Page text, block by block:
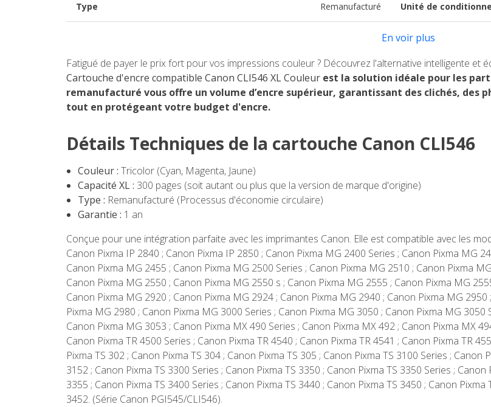
Type Remanufacturé Unité de
En voir plus
Fatigué de payer le prix fort pour vos impressions couleur ? Découvrez l'alternative intelligente et
Cartouche d'encre compatible Canon CLI546 XL Couleur est la solution idéale pour les
remanufacturé vous offre un volume d’encre supérieur, garantissant des clichés, des
tout en protégeant votre budget d'encre.
Détails Techniques de la cartouche Canon CLI546
Couleur : Tricolor (Cyan, Magenta, Jaune)
Capacité XL : 300 pages (soit autant ou plus que la version de marque d'origine)
Type : Remanufacturé (Processus d'économie circulaire)
Garantie : 1 an
Conçue pour une intégration parfaite avec les imprimantes Canon. Elle est compatible avec les
Canon Pixma IP 2840 ; Canon Pixma IP 2850 ; Canon Pixma MG 2400 Series ; Canon Pixma MG
Canon Pixma MG 2455 ; Canon Pixma MG 2500 Series ; Canon Pixma MG 2510 ; Canon Pixma
Canon Pixma MG 2550 ; Canon Pixma MG 2550 s ; Canon Pixma MG 2555 ; Canon Pixma MG
Canon Pixma MG 2920 ; Canon Pixma MG 2924 ; Canon Pixma MG 2940 ; Canon Pixma MG
Pixma MG 2980 ; Canon Pixma MG 3000 Series ; Canon Pixma MG 3050 ; Canon Pixma MG
Canon Pixma MG 3053 ; Canon Pixma MX 490 Series ; Canon Pixma MX 492 ; Canon Pixma MX
Canon Pixma TR 4500 Series ; Canon Pixma TR 4540 ; Canon Pixma TR 4541 ; Canon Pixma TR
Pixma TS 302 ; Canon Pixma TS 304 ; Canon Pixma TS 305 ; Canon Pixma TS 3100 Series ; Canon
3152 ; Canon Pixma TS 3300 Series ; Canon Pixma TS 3350 ; Canon Pixma TS 3350 Series ;
3355 ; Canon Pixma TS 3400 Series ; Canon Pixma TS 3440 ; Canon Pixma TS 3450 ; Canon
3452. (Série Canon PGI545/CLI546).